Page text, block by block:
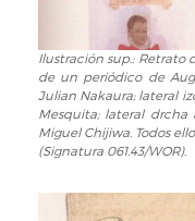
061.43/WOR).
Ilustración
sup.:
Retrato
de
la
Tensho
Ilustración sup.: Retrato
de un periódico de
Julian Nakaura; lateral
Mesquita; lateral
Miguel Chijiwa. Todos
(Signatura 061.43/WOR).